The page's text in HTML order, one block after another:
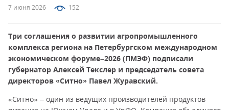
7 июня 2026 152
Три соглашения о развитии агропромышленного
комплекса региона на Петербургском международном
экономическом форуме–2026 (ПМЭФ) подписали
губернатор Алексей Текслер и председатель совета
директоров «Ситно» Павел Журавский.
«Ситно» – один из ведущих производителей продуктов